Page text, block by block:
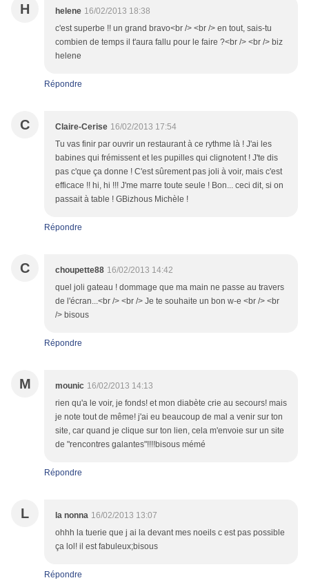
H helene 16/02/2013 18:38
c'est superbe !! un grand bravo<br /> <br /> en tout, sais-tu
combien de temps il t'aura fallu pour le faire ?<br /> <br /> biz
helene
Répondre
C Claire-Cerise 16/02/2013 17:54
Tu vas finir par ouvrir un restaurant à ce rythme là ! J'ai les
babines qui frémissent et les pupilles qui clignotent ! J'te dis
pas c'que ça donne ! C'est sûrement pas joli à voir, mais c'est
efficace !! hi, hi !!! J'me marre toute seule ! Bon... ceci dit, si on
passait à table ! GBizhous Michèle !
Répondre
C choupette88 16/02/2013 14:42
quel joli gateau ! dommage que ma main ne passe au travers
de l'écran...<br /> <br /> Je te souhaite un bon w-e <br /> <br
/> bisous
Répondre
M mounic 16/02/2013 14:13
rien qu'a le voir, je fonds! et mon diabète crie au secours! mais
je note tout de même! j'ai eu beaucoup de mal a venir sur ton
site, car quand je clique sur ton lien, cela m'envoie sur un site
de "rencontres galantes"!!!!bisous mémé
Répondre
L la nonna 16/02/2013 13:07
ohhh la tuerie que j ai la devant mes noeils c est pas possible
ça lol! il est fabuleux;bisous
Répondre